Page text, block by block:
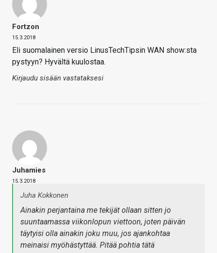
Fortzon
15.3.2018
Eli suomalainen versio LinusTechTipsin WAN show:sta
pystyyn? Hyvältä kuulostaa.
Kirjaudu sisään vastataksesi
Juhamies
15.3.2018
Juha Kokkonen
Ainakin perjantaina me tekijät ollaan sitten jo
suuntaamassa viikonlopun viettoon, joten päivän
täytyisi olla ainakin joku muu, jos ajankohtaa
meinaisi myöhästyttää. Pitää pohtia tätä